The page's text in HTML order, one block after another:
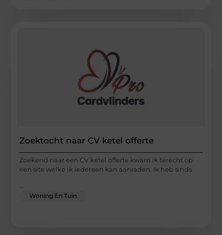
Zoektocht naar CV ketel offerte
Zoekend naar een CV ketel offerte kwam ik terecht op
een site welke ik iedereen kan aanraden. Ik heb sinds
...
Woning En Tuin